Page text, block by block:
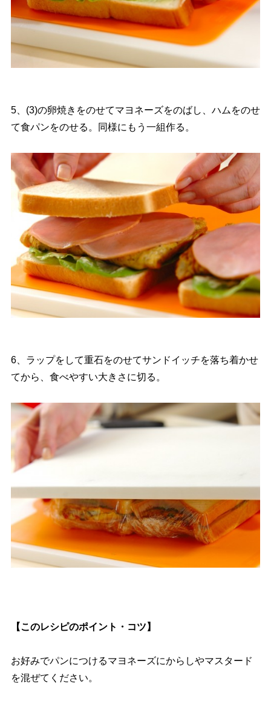
5、(3)の卵焼きをのせてマヨネーズをのばし、ハムをのせ
て食パンをのせる。同様にもう一組作る。
6、ラップをして重石をのせてサンドイッチを落ち着かせ
てから、食べやすい大きさに切る。
【このレシピのポイント・コツ】
お好みでパンにつけるマヨネーズにからしやマスタード
を混ぜてください。